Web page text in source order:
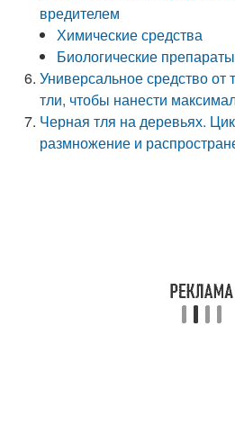
вредителем
Химические средства
Биологические препараты
Универсальное средство от
тли, чтобы нанести
Черная тля на деревьях.
размножение и